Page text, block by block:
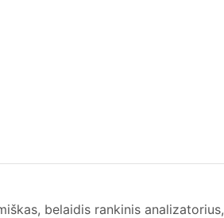
belaidis rankinis analizatorius,